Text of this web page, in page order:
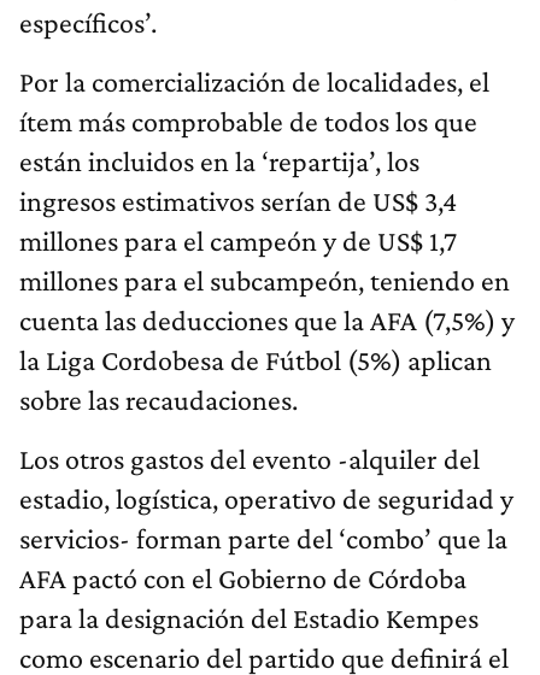
específicos’.
Por la comercialización de localidades, el
ítem más comprobable de todos los que
están incluidos en la ‘repartija’, los
ingresos estimativos serían de US$ 3,4
millones para el campeón y de US$ 1,7
millones para el subcampeón, teniendo en
cuenta las deducciones que la AFA (7,5%) y
la Liga Cordobesa de Fútbol (5%) aplican
sobre las recaudaciones.
Los otros gastos del evento -alquiler del
estadio, logística, operativo de seguridad y
servicios- forman parte del ‘combo’ que la
AFA pactó con el Gobierno de Córdoba
para la designación del Estadio Kempes
como escenario del partido que definirá el